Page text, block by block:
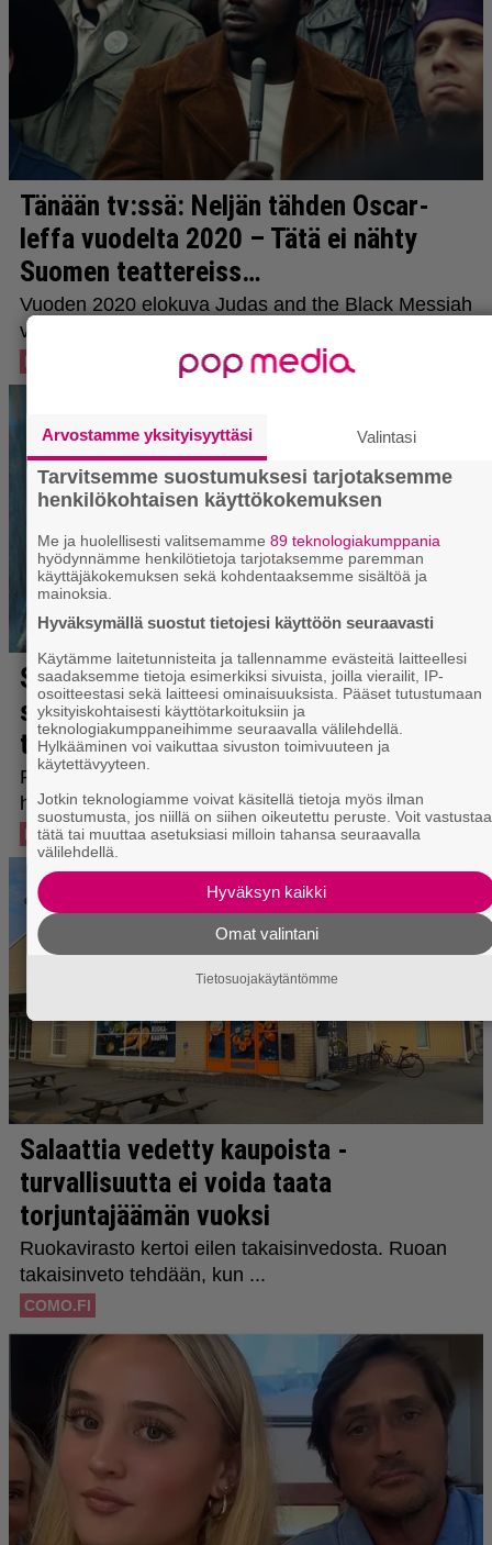
Arvostamme yksityisyyttäsi Valintasi
Tarvitsemme suostumuksesi tarjotaksemme
henkilökohtaisen käyttökokemuksen
Me ja huolellisesti valitsemamme89 teknologiakumppania
hyödynnämme henkilötietoja tarjotaksemme paremman
käyttäjäkokemuksen sekä kohdentaaksemme sisältöä ja
mainoksia.
Hyväksymällä suostut tietojesi käyttöön seuraavasti
Käytämme laitetunnisteita ja tallennamme evästeitä laitteellesi
saadaksemme tietoja esimerkiksi sivuista, joilla vierailit, IP-
osoitteestasi sekä laitteesi ominaisuuksista. Pääset tutustumaan
yksityiskohtaisesti käyttötarkoituksiin ja
teknologiakumppaneihimme seuraavalla välilehdellä.
Hylkääminen voi vaikuttaa sivuston toimivuuteen ja
käytettävyyteen.
Jotkin teknologiamme voivat käsitellä tietoja myös ilman
suostumusta, jos niillä on siihen oikeutettu peruste. Voit vastustaa
tätä tai muuttaa asetuksiasi milloin tahansa seuraavalla
välilehdellä.
Hyväksyn kaikki
Omat valintani
Tietosuojakäytäntömme